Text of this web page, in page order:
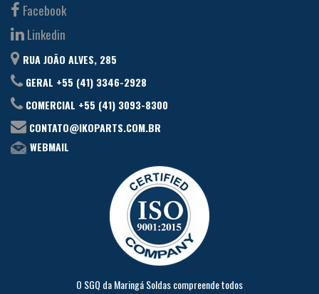
Facebook
Linkedin
RUA JOÃO ALVES, 285
GERAL +55 (41) 3346-2928
COMERCIAL +55 (41) 3093-8300
CONTATO@IKOPARTS.COM.BR
WEBMAIL
O SGQ da Maringá Soldas compreende todos